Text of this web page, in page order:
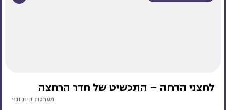
לחצני הדחה – התכשיט של חדר הרחצה
מערכת בית ונוי